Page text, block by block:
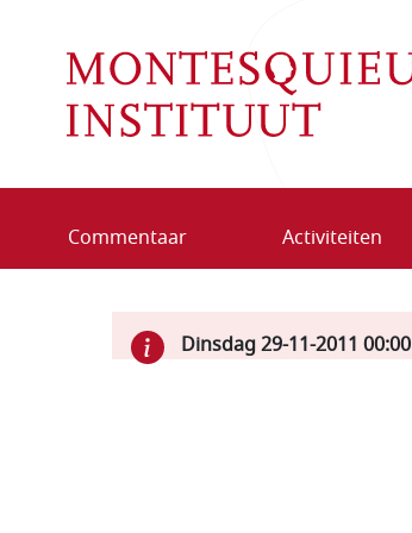
Commentaar Activiteiten
Dinsdag 29-11-2011 00:00